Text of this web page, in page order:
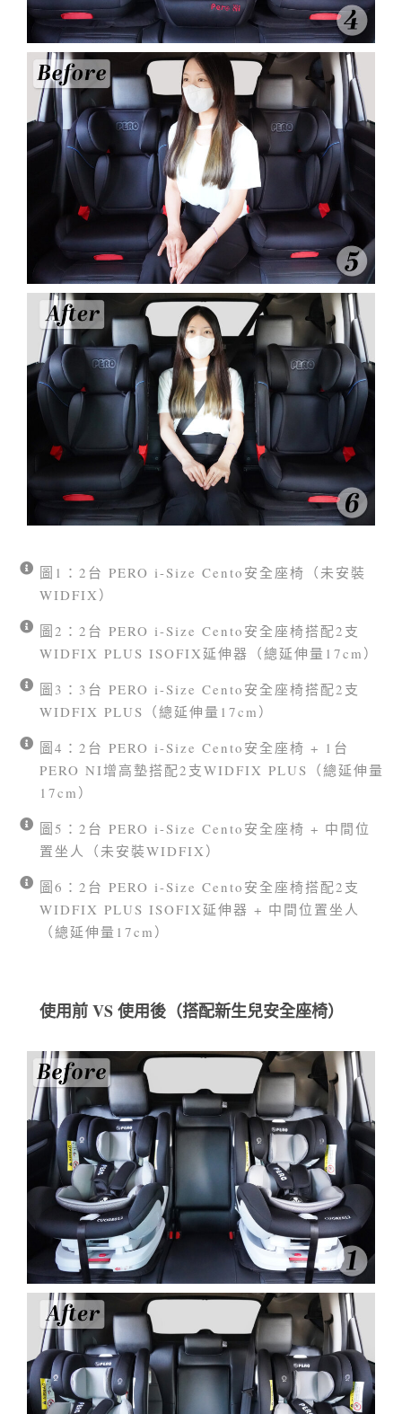
圖1：2台 PERO i-Size Cento安全座椅（未安裝
WIDFIX）
圖2：2台 PERO i-Size Cento安全座椅搭配2支
WIDFIX PLUS ISOFIX延伸器（總延伸量17cm）
圖3：3台 PERO i-Size Cento安全座椅搭配2支
WIDFIX PLUS（總延伸量17cm）
圖4：2台 PERO i-Size Cento安全座椅 + 1台
PERO NI增高墊搭配2支WIDFIX PLUS（總延伸量
17cm）
圖5：2台 PERO i-Size Cento安全座椅 + 中間位
置坐人（未安裝WIDFIX）
圖6：2台 PERO i-Size Cento安全座椅搭配2支
WIDFIX PLUS ISOFIX延伸器 + 中間位置坐人
（總延伸量17cm）
使用前 VS 使用後（搭配新生兒安全座椅）